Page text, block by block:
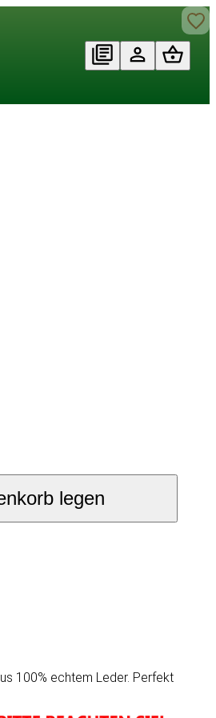
legen
100% echtem Leder. Perfekt